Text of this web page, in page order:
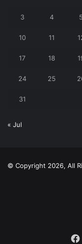
3 4 5
10 11
17 18
24 25
31
« Jul
© Copyright 2026, All